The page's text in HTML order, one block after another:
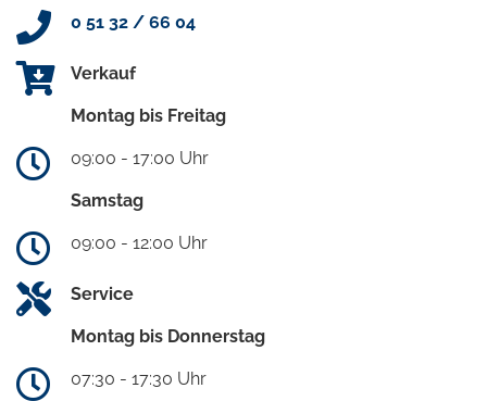
0 51 32 / 66 04
Verkauf
Montag bis Freitag
09:00 - 17:00 Uhr
Samstag
09:00 - 12:00 Uhr
Service
Montag bis Donnerstag
07:30 - 17:30 Uhr